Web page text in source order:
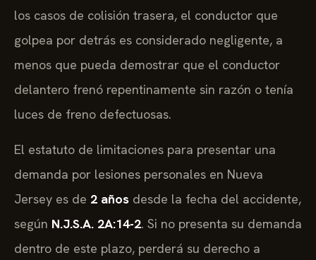
los casos de colisión trasera, el conductor que
golpea por detrás es considerado negligente, a
menos que pueda demostrar que el conductor
delantero frenó repentinamente sin razón o tenía
luces de freno defectuosas.
El estatuto de limitaciones para presentar una
demanda por lesiones personales en Nueva
Jersey es de 2 años desde la fecha del accidente,
según N.J.S.A. 2A:14-2. Si no presenta su demanda
dentro de este plazo, perderá su derecho a